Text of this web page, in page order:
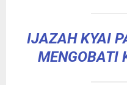
IJAZAH KYAI
MENGOBATI